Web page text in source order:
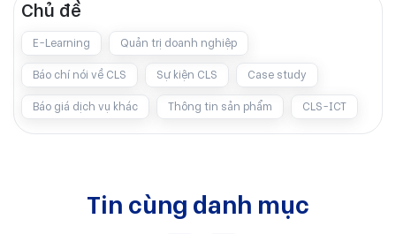
Chủ đề
E-Learning Quản trị doanh nghiệp
Báo chí nói về CLS Sự kiện CLS Case study
Báo giá dịch vụ khác Thông tin sản phẩm CLS-ICT
Tin cùng danh mục